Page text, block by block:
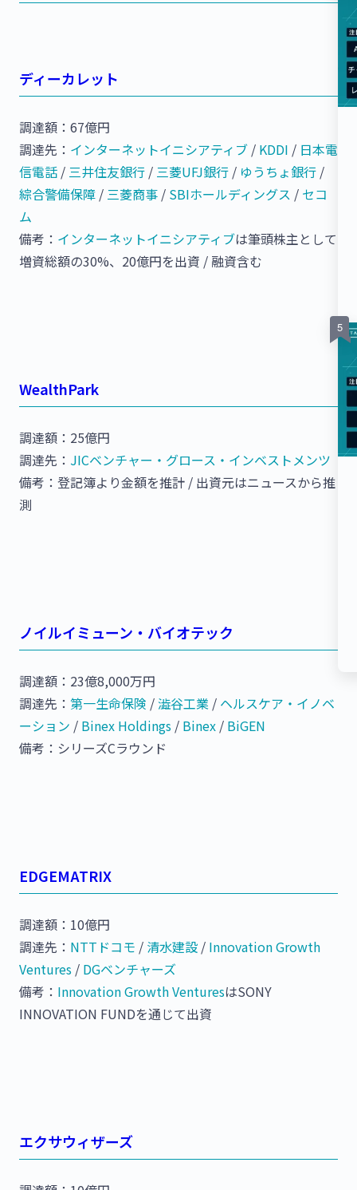
ディーカレット
調達額：67億円
調達先： インターネットイニシアティブ / KDDI / 日本電
信電話 / 三井住友銀行 / 三菱UFJ銀行 / ゆうちょ銀行 /
綜合警備保障 / 三菱商事 / SBIホールディングス / セコ
ム
備考： インターネットイニシアティブは筆頭株主として
増資総額の30%、20億円を出資 / 融資含む
WealthPark
調達額：25億円
調達先： JICベンチャー・グロース・インベストメンツ
備考：登記簿より金額を推計 / 出資元はニュースから推
測
ノイルイミューン・バイオテック
調達額：23億8,000万円
調達先： 第一生命保険 / 澁谷工業 / ヘルスケア・イノベ
ーション / Binex Holdings / Binex / BiGEN
備考：シリーズCラウンド
EDGEMATRIX
調達額：10億円
調達先： NTTドコモ / 清水建設 / Innovation Growth
Ventures / DGベンチャーズ
備考： Innovation Growth VenturesはSONY
INNOVATION FUNDを通じて出資
エクサウィザーズ